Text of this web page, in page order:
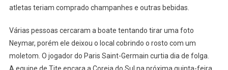
atletas teriam comprado champanhes e outras bebidas.
Várias pessoas cercaram a boate tentando tirar uma foto
Neymar, porém ele deixou o local cobrindo o rosto com um
moletom. O jogador do Paris Saint-Germain curtia dia de folga.